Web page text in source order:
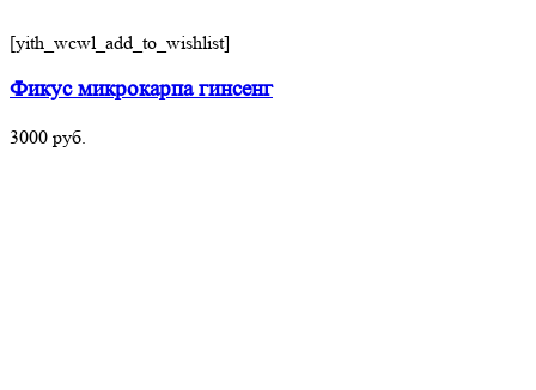
[yith_wcwl_add_to_wishlist]
Фикус микрокарпа гинсенг
3000 руб.